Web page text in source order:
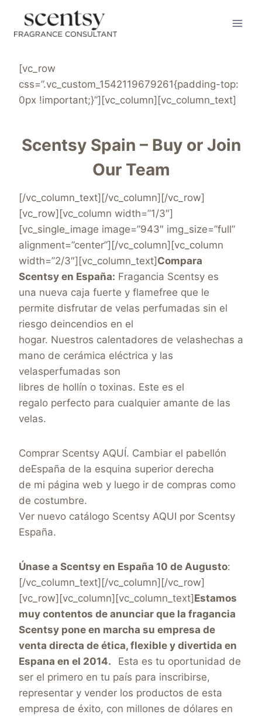
content
[vc_row
css=”.vc_custom_1542119679261{padding-top:
0px !important;}”][vc_column][vc_column_text]
Scentsy Spain – Buy or Join
Our Team
[/vc_column_text][/vc_column][/vc_row]
[vc_row][vc_column width=”1/3″]
[vc_single_image image=”943″ img_size=”full”
alignment=”center”][/vc_column][vc_column
width=”2/3″][vc_column_text] Compara
Scentsy en España: Fragancia Scentsy es
una nueva caja fuerte y flamefree que le
permite disfrutar de velas perfumadas sin el
riesgo deincendios en el
hogar. Nuestros calentadores de velashechas a
mano de cerámica eléctrica y las
velasperfumadas son
libres de hollín o toxinas. Este es el
regalo perfecto para cualquier amante de las
velas.
Comprar Scentsy AQUÍ. Cambiar el pabellón
deEspaña de la esquina superior derecha
de mi página web y luego ir de compras como
de costumbre.
Ver nuevo catálogo Scentsy AQUI por Scentsy
España.
Únase a Scentsy en España 10 de Augusto:
[/vc_column_text][/vc_column][/vc_row]
[vc_row][vc_column][vc_column_text] Estamos
muy contentos de anunciar que la fragancia
Scentsy pone en marcha su empresa de
venta directa de ética, flexible y divertida en
Espana en el 2014.
Esta es tu oportunidad de
ser el primero en tu país para inscribirse,
representar y vender los productos de esta
empresa de éxito, con millones de dólares en